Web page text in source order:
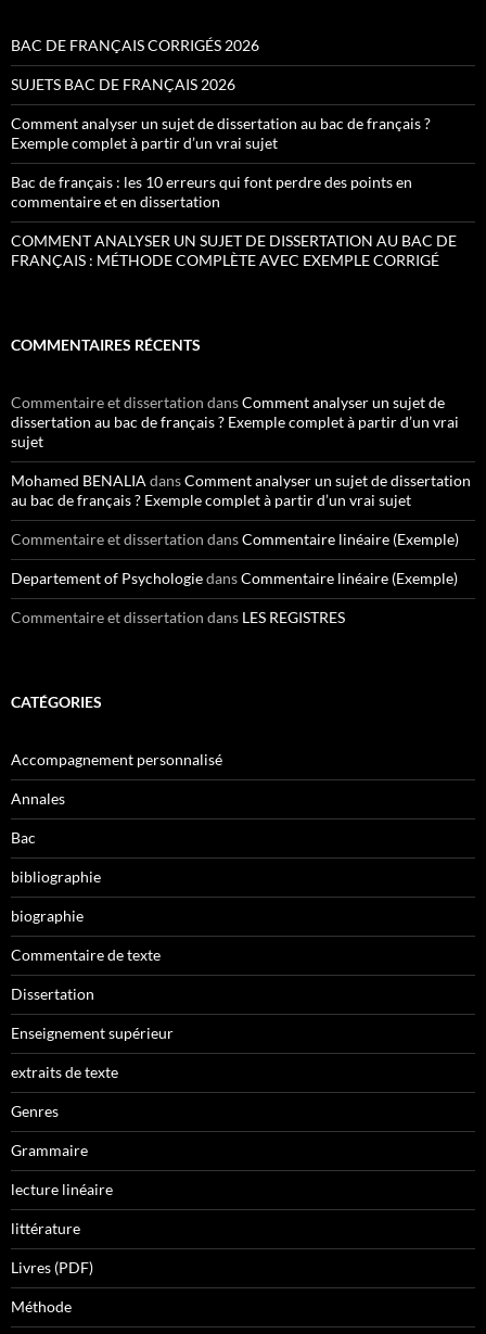
BAC DE FRANÇAIS CORRIGÉS 2026
SUJETS BAC DE FRANÇAIS 2026
Comment analyser un sujet de dissertation au bac de français ?
Exemple complet à partir d’un vrai sujet
Bac de français : les 10 erreurs qui font perdre des points en
commentaire et en dissertation
COMMENT ANALYSER UN SUJET DE DISSERTATION AU BAC DE
FRANÇAIS : MÉTHODE COMPLÈTE AVEC EXEMPLE CORRIGÉ
COMMENTAIRES RÉCENTS
Commentaire et dissertation dansComment analyser un sujet de
dissertation au bac de français ? Exemple complet à partir d’un vrai
sujet
Mohamed BENALIA dansComment analyser un sujet de dissertation
au bac de français ? Exemple complet à partir d’un vrai sujet
Commentaire et dissertation dansCommentaire linéaire (Exemple)
Departement of PsychologiedansCommentaire linéaire (Exemple)
Commentaire et dissertation dans LES REGISTRES
CATÉGORIES
Accompagnement personnalisé
Annales
Bac
bibliographie
biographie
Commentaire de texte
Dissertation
Enseignement supérieur
extraits de texte
Genres
Grammaire
lecture linéaire
littérature
Livres (PDF)
Méthode